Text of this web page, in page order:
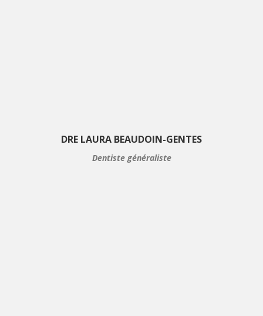
DRE LAURA BEAUDOIN-GENTES
Dentiste généraliste